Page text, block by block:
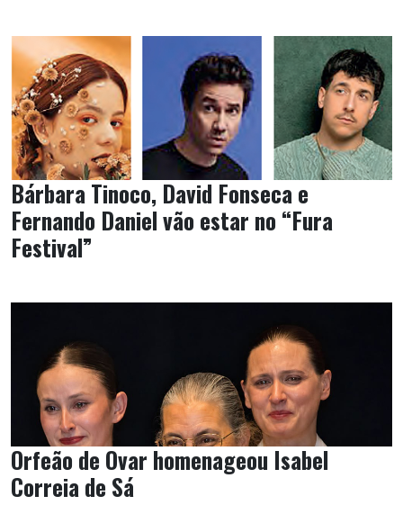
Bárbara Tinoco, David Fonseca e
Fernando Daniel vão estar no “Fura
Festival”
Orfeão de Ovar homenageou Isabel
Correia de Sá